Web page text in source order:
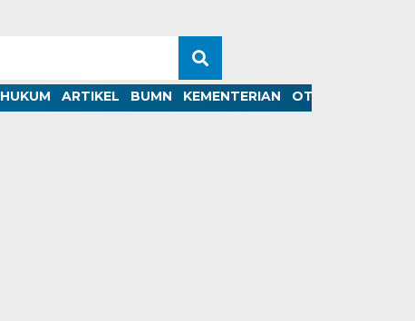
HUKUM ARTIKEL BUMN KEMENTERIAN OTOMOTIF